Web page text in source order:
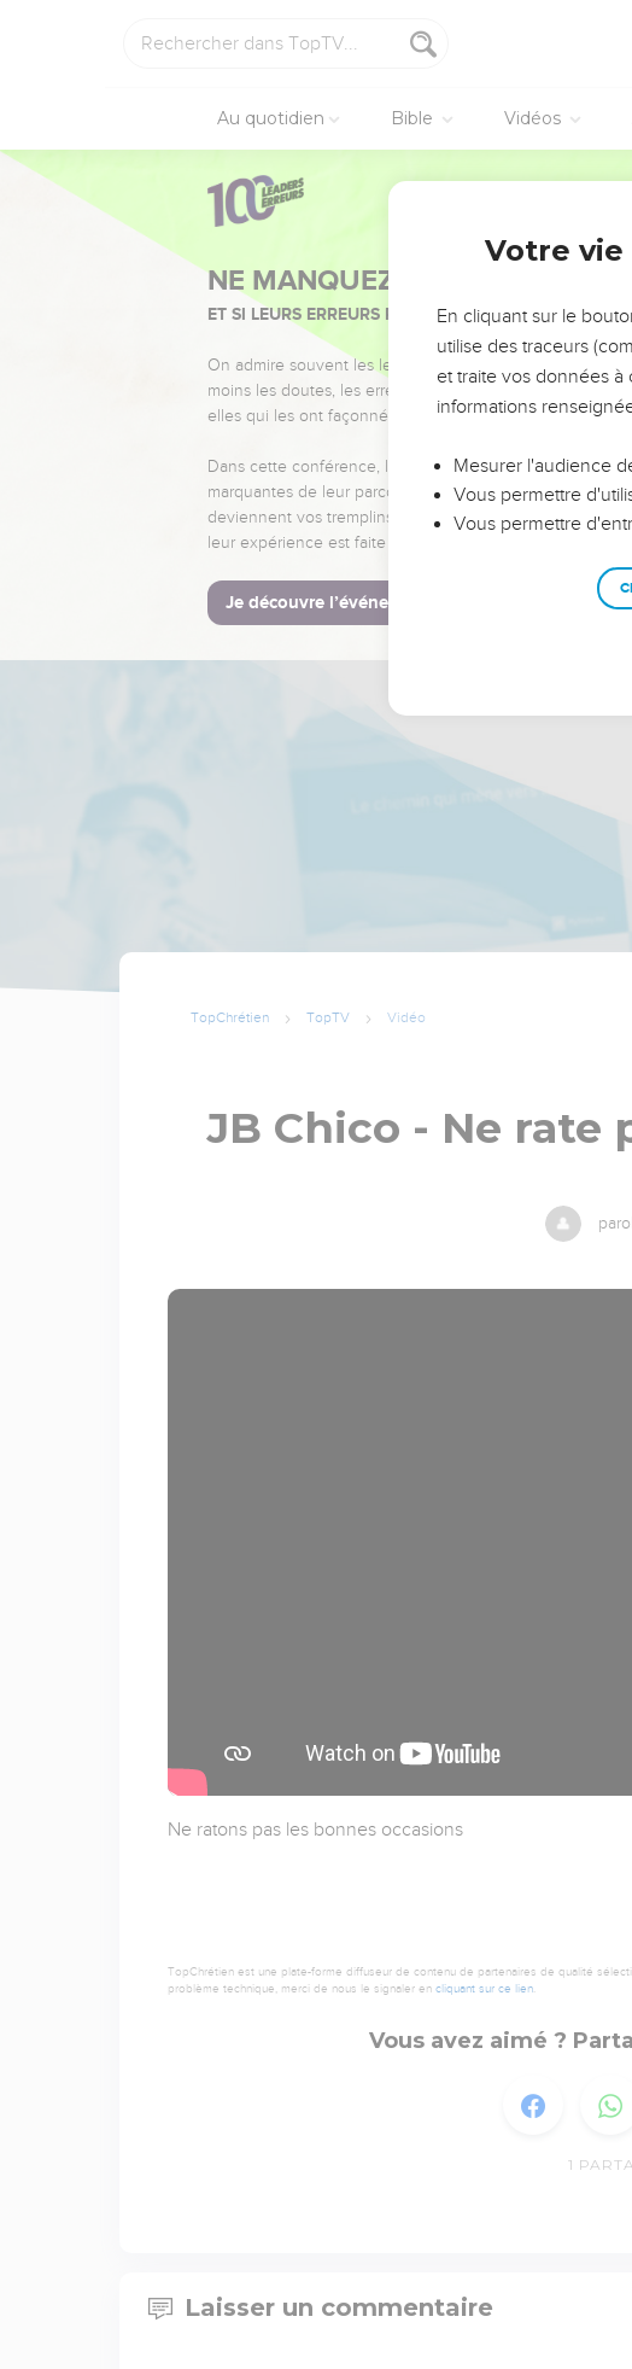
Au quotidien Bible Vidéos
NE MANQUEZ PAS
ET SI LEURS ERREURS POUVAIENT VOUS ÉVITER LES
On admire souvent les leaders pour leurs réussites, leur
moins les doutes, les erreurs et les saisons difficiles qu'ils
elles qui les ont façonnés.
Dans cette conférence, leaders, entrepreneurs, et
marquantes de leur parcours et les clés pour avancer
deviennent vos tremplins. Que vous guidiez un
leur expérience est faite pour vous.
Je découvre l’événement
TopChrétien TopTV Vidéo
JB Chico - Ne rate
Ne ratons pas les bonnes occasions
TopChrétien est une plate-forme diffuseur de contenu de partenaires de qualité
problème technique, merci de nous le signaler en cliquant sur ce lien.
Vous avez aimé ?
1
Laisser un commentaire
Votre
En cliquant sur le
utilise des traceurs
et traite vos données
informations
Mesurer l'audience
Vous permettre
Vous permettre